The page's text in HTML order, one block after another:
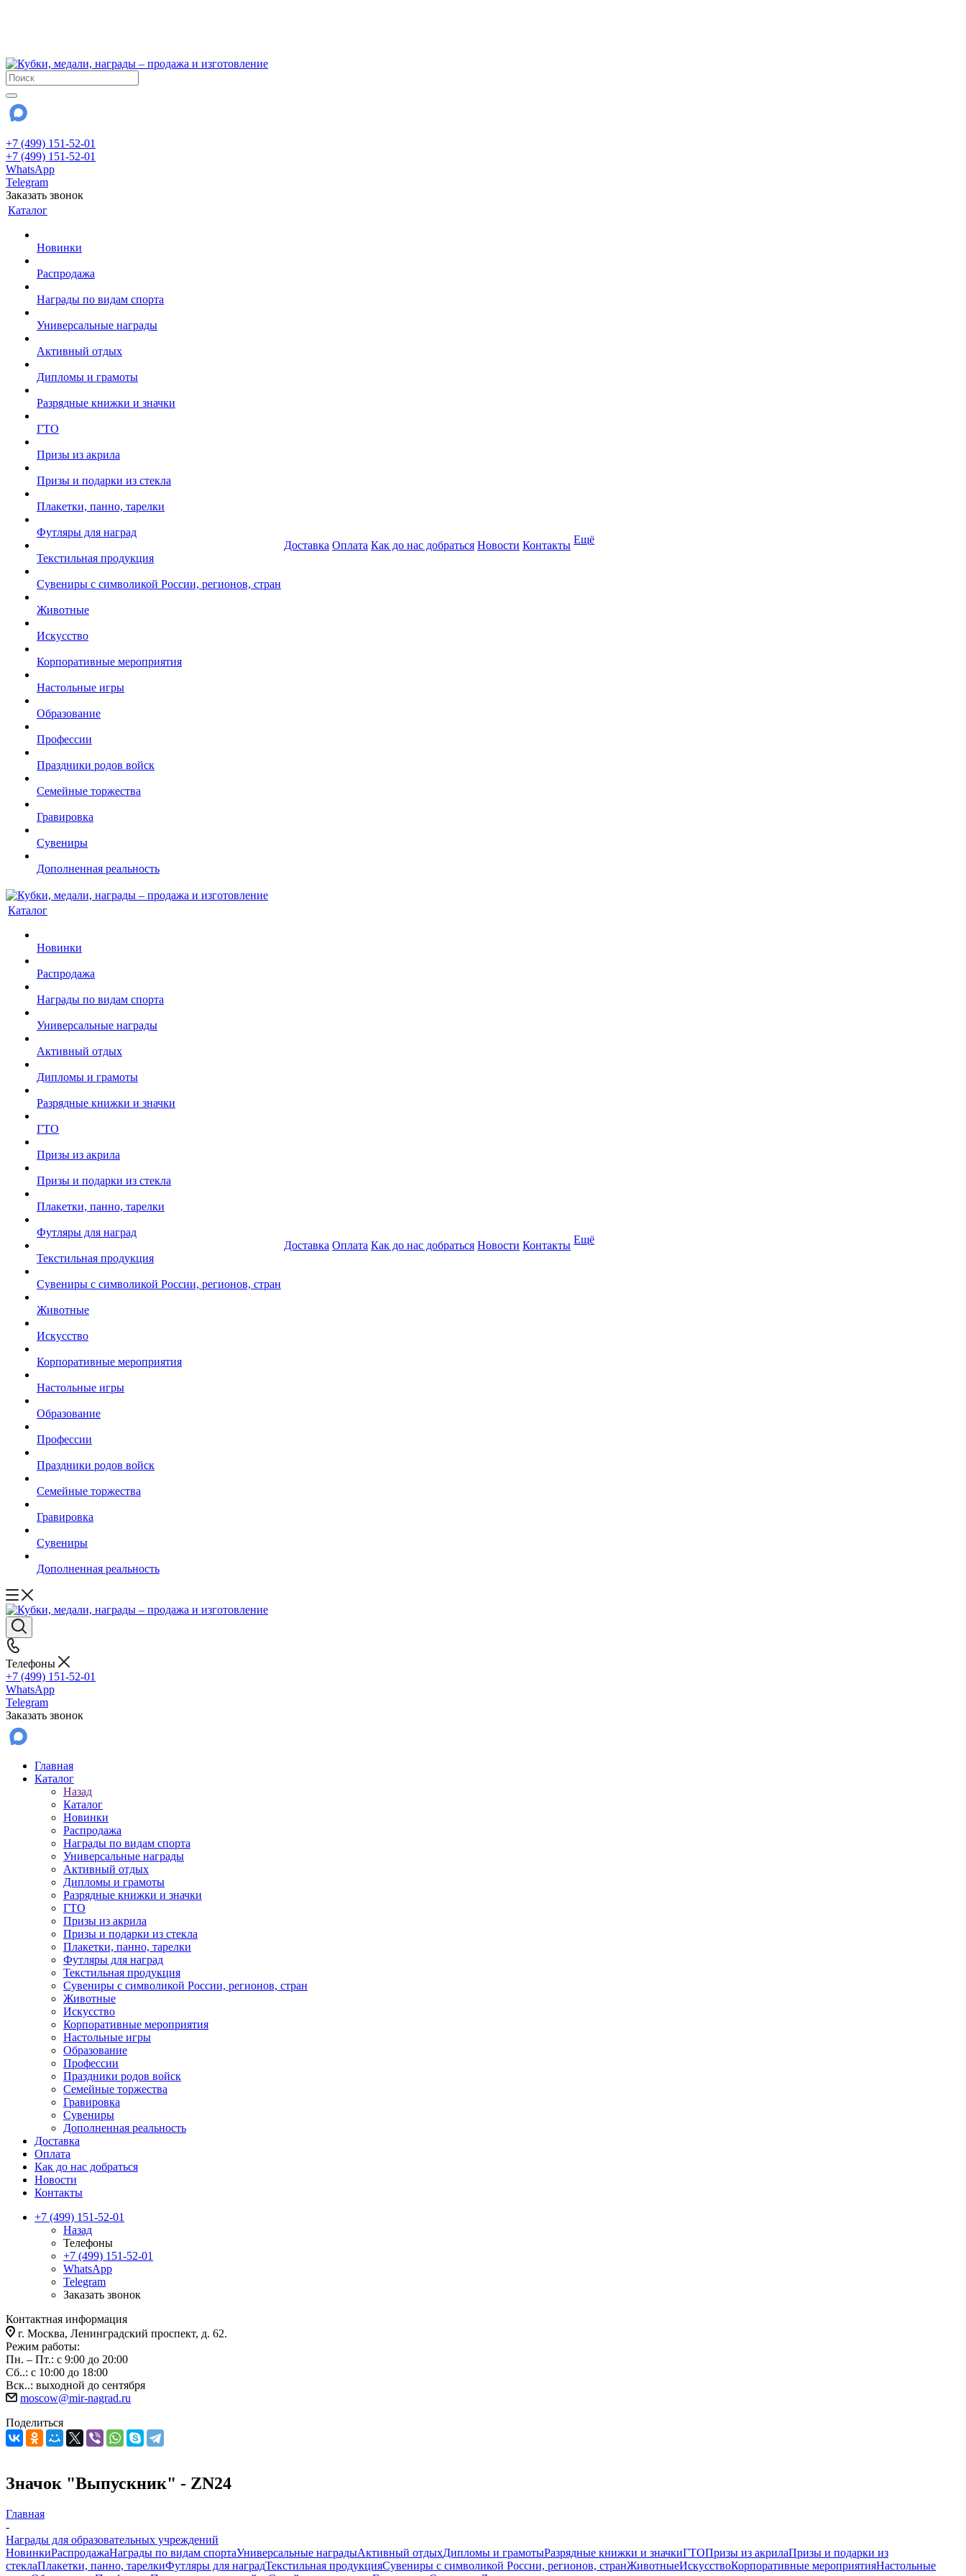
+7 (499) 151-52-01
+7 (499) 151-52-01
WhatsApp
Telegram
Заказать звонок
Каталог
Новинки
Распродажа
Награды по видам спорта
Универсальные награды
Активный отдых
Дипломы и грамоты
Разрядные книжки и значки
ГТО
Призы из акрила
Призы и подарки из стекла
Плакетки, панно, тарелки
Футляры для наград
Текстильная продукция
Сувениры с символикой России, регионов, стран
Животные
Искусство
Корпоративные мероприятия
Настольные игры
Образование
Профессии
Праздники родов войск
Семейные торжества
Гравировка
Сувениры
Дополненная реальность
Доставка Оплата Как до нас добраться Новости Контакты Ещё
Каталог
Новинки
Распродажа
Награды по видам спорта
Универсальные награды
Активный отдых
Дипломы и грамоты
Разрядные книжки и значки
ГТО
Призы из акрила
Призы и подарки из стекла
Плакетки, панно, тарелки
Футляры для наград
Текстильная продукция
Сувениры с символикой России, регионов, стран
Животные
Искусство
Корпоративные мероприятия
Настольные игры
Образование
Профессии
Праздники родов войск
Семейные торжества
Гравировка
Сувениры
Дополненная реальность
Доставка Оплата Как до нас добраться Новости Контакты Ещё
Телефоны
+7 (499) 151-52-01
WhatsApp
Telegram
Заказать звонок
Главная
Каталог
Назад
Каталог
Новинки
Распродажа
Награды по видам спорта
Универсальные награды
Активный отдых
Дипломы и грамоты
Разрядные книжки и значки
ГТО
Призы из акрила
Призы и подарки из стекла
Плакетки, панно, тарелки
Футляры для наград
Текстильная продукция
Сувениры с символикой России, регионов, стран
Животные
Искусство
Корпоративные мероприятия
Настольные игры
Образование
Профессии
Праздники родов войск
Семейные торжества
Гравировка
Сувениры
Дополненная реальность
Доставка
Оплата
Как до нас добраться
Новости
Контакты
+7 (499) 151-52-01
Назад
Телефоны
+7 (499) 151-52-01
WhatsApp
Telegram
Заказать звонок
Контактная информация
г. Москва, Ленинградский проспект, д. 62.
Режим работы:
Пн. – Пт.: с 9:00 до 20:00
Сб..: с 10:00 до 18:00
Вск..: выходной до сентября
moscow@mir-nagrad.ru
Поделиться
Значок "Выпускник" - ZN24
Главная
-
Награды для образовательных учреждений
НовинкиРаспродажаНаграды по видам спортаУниверсальные наградыАктивный отдыхДипломы и грамотыРазрядные книжки и значкиГТОПризы из акрилаПризы и подарки из
стеклаПлакетки, панно, тарелкиФутляры для наградТекстильная продукцияСувениры с символикой России, регионов, странЖивотныеИскусствоКорпоративные мероприятияНастольные